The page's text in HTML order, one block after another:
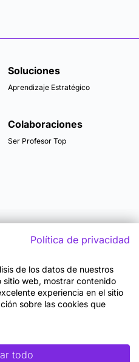
Soluciones
Aprendizaje Estratégico
Colaboraciones
Ser Profesor Top
y Condiciones de Uso
Cookies
Política de privacidad
de los datos de nuestros
sitio web, mostrar contenido
experiencia en el sitio
sobre las cookies que
todo